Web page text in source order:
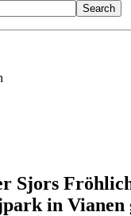
Sjors
in Vianen